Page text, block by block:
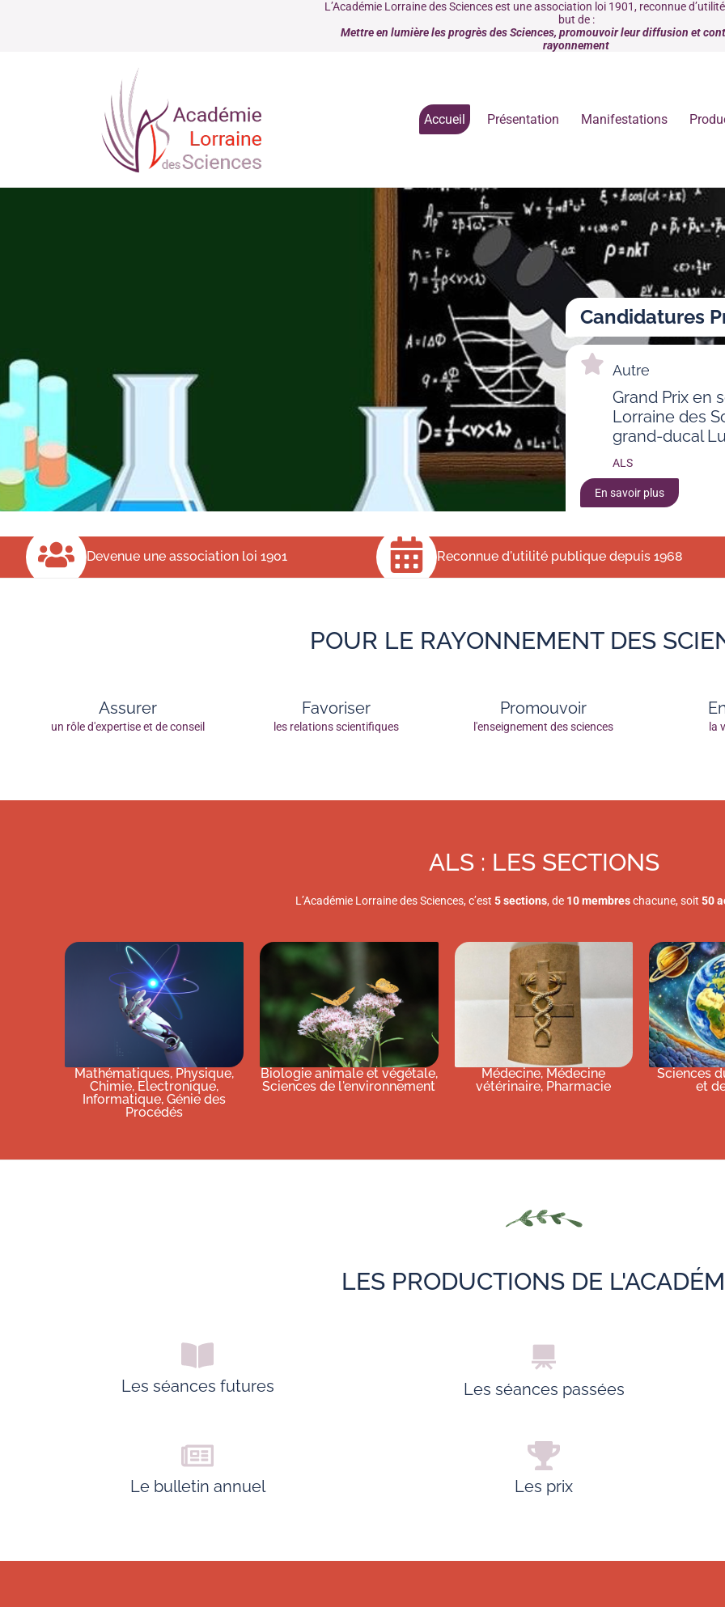
L’Académie Lorraine des Sciences est une association loi 1901, reconnue
but de :
Mettre en lumière les progrès des Sciences, promouvoir leur diffusion et
rayonnement
Accueil Présentation Manifestations
Candidatures
Autre
Grand Prix en
Lorraine des
grand-ducal
ALS
En savoir plus
Devenue une association loi 1901 Reconnue d'utilité publique depuis 1968
POUR LE RAYONNEMENT DES
Assurer
un rôle d'expertise et de conseil
Favoriser
les relations scientifiques
Promouvoir
l'enseignement des sciences la
ALS : LES SECTIONS
L’Académie Lorraine des Sciences, c’est 5 sections, de 10 membreschacune, soit 50
Mathématiques, Physique,
Chimie, Electronique,
Informatique, Génie des
Procédés
Biologie animale et végétale,
Sciences de l'environnement
Médecine, Médecine
vétérinaire, Pharmacie
Sciences
et
LES PRODUCTIONS DE
Les séances futures Les séances passées
Le bulletin annuel Les prix